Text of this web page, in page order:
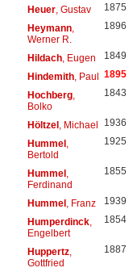
Heuer, Gustav 1875
Heymann,
Werner R.
1896
Hildach, Eugen 1849
Hindemith, Paul 1895
Hochberg,
Bolko
1843
Höltzel, Michael 1936
Hummel,
Bertold
1925
Hummel,
Ferdinand
1855
Hummel, Franz 1939
Humperdinck,
Engelbert
1854
Huppertz,
Gottfried
1887